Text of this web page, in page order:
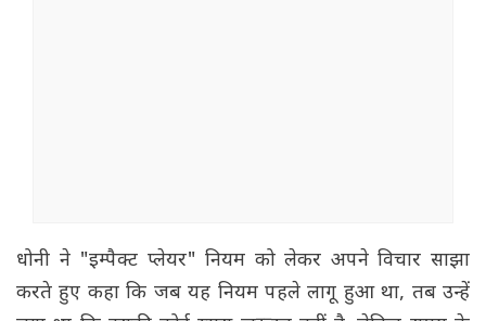
धोनी ने "इम्पैक्ट प्लेयर" नियम को लेकर अपने विचार साझा
करते हुए कहा कि जब यह नियम पहले लागू हुआ था, तब उन्हें